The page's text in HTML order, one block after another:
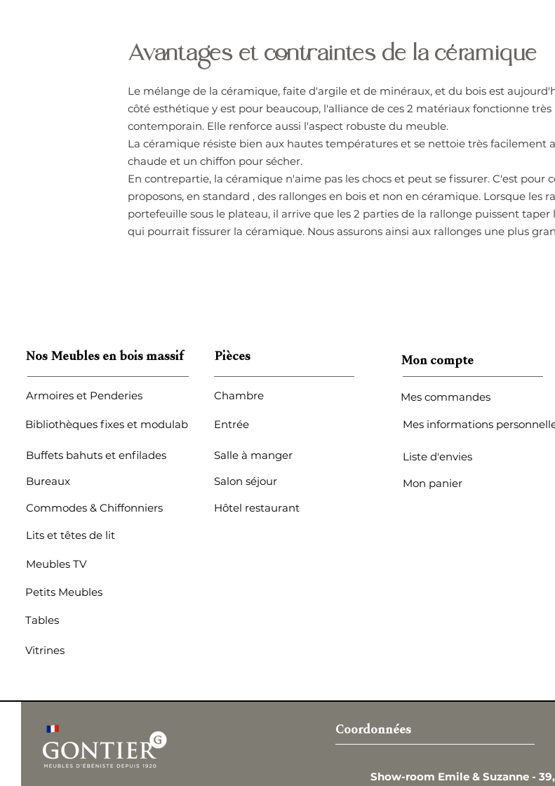
Avantages et contraintes de la céramique
Le mélange de la céramique, faite d'argile et de minéraux, et du bois est
côté esthétique y est pour beaucoup, l'alliance de ces 2 matériaux fonctionne
contemporain. Elle renforce aussi l'aspect robuste du meuble.
La céramique résiste bien aux hautes températures et se nettoie très facilement
chaude et un chiffon pour sécher.
En contrepartie, la céramique n'aime pas les chocs et peut se fissurer. C'est pour
proposons, en standard , des rallonges en bois et non en céramique. Lorsque les
portefeuille sous le plateau, il arrive que les 2 parties de la rallonge puissent
qui pourrait fissurer la céramique. Nous assurons ainsi aux rallonges une plus
Nos Meubles en bois massif
Armoires et Penderies
Bibliothèques fixes et modulables
Buffets bahuts et enfilades
Bureaux
Commodes & Chiffonniers
Lits et têtes de lit
Meubles TV
Petits Meubles
Tables
Vitrines
Pièces
Chambre
Entrée
Salle à manger
Salon séjour
Hôtel restaurant
Mon compte
Mes commandes
Mes informations
Liste d'envies
Mon panier
Coordonnées
Show-room Emile & Suzanne -